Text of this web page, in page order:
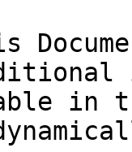
in